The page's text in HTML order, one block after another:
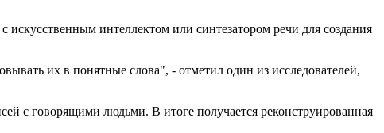
интеллектом или синтезатором речи для создания
их в понятные слова", - отметил один из исследователей,
с говорящими людьми. В итоге получается реконструированная